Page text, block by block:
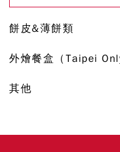
餅皮&薄餅類
外燴餐盒（Taipei
其他